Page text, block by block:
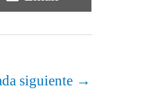
en
siguiente →